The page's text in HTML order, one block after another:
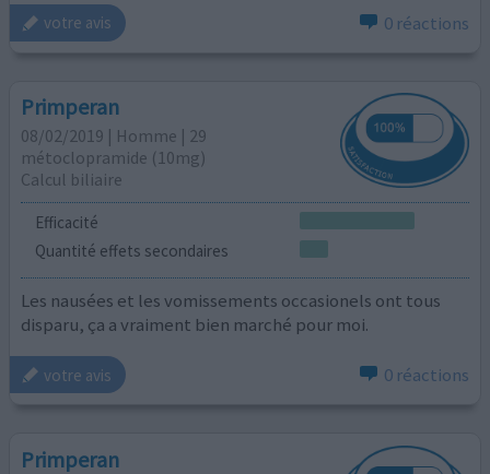
votre avis 0 réactions
Primperan
08/02/2019 | Homme | 29
métoclopramide (10mg)
Calcul biliaire
Efficacité
Quantité effets secondaires
Les nausées et les vomissements occasionels ont tous
disparu, ça a vraiment bien marché pour moi.
votre avis 0 réactions
Primperan